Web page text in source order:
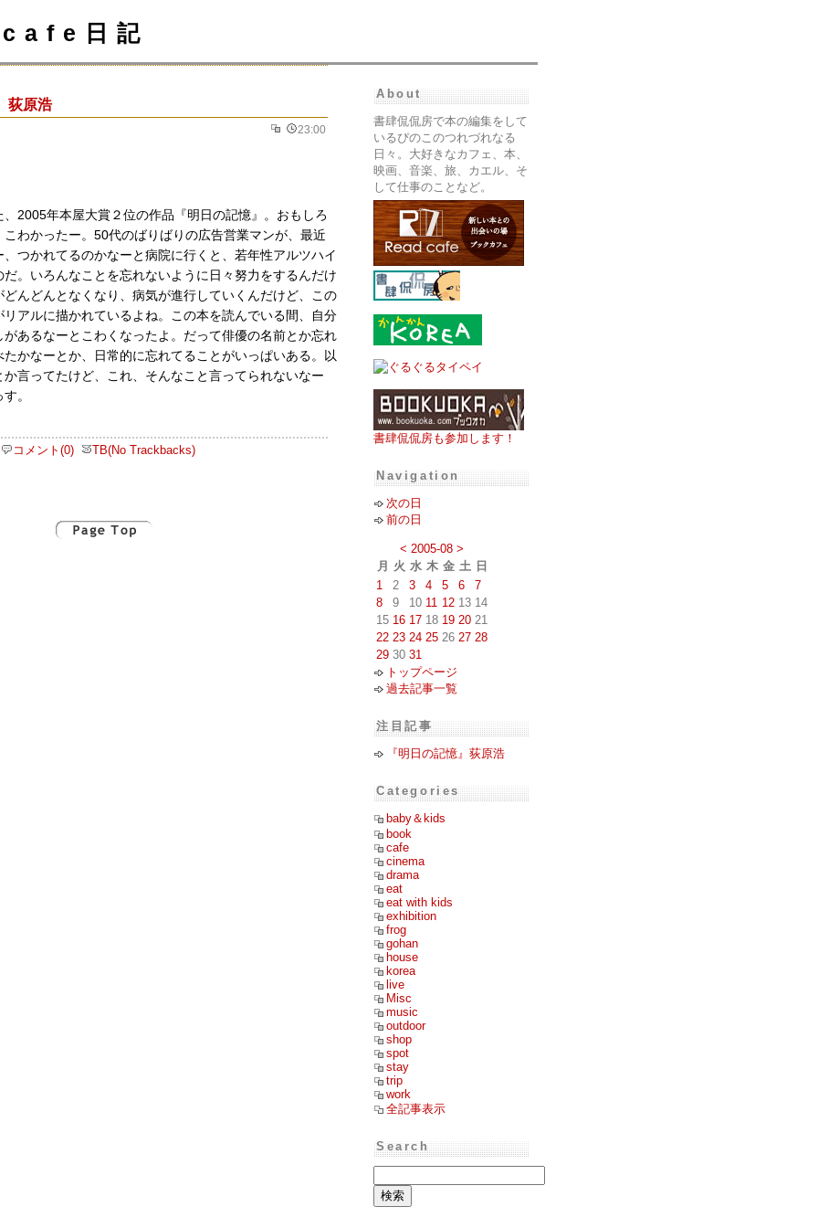
cafe日記
荻原浩
23:00
、2005年本屋大賞２位の作品『明日の記憶』。おもしろ
わかったー。50代のばりばりの広告営業マンが、最近
つかれてるのかなーと病院に行くと、若年性アルツハイ
だ。いろんなことを忘れないように日々努力をするんだけ
どんどんとなくなり、病気が進行していくんだけど、この
リアルに描かれているよね。この本を読んでいる間、自分
があるなーとこわくなったよ。だって俳優の名前とか忘れ
たかなーとか、日常的に忘れてることがいっぱいある。以
言ってたけど、これ、そんなこと言ってられないなー
。
コメント(0) TB(No Trackbacks)
About
書肆侃侃房で本の編集をして
いるぴのこのつれづれなる
日々。大好きなカフェ、本、
映画、音楽、旅、カエル、そ
して仕事のことなど。
書肆侃侃房も参加します！
Navigation
次の日
前の日
< 2005-08 >
月
火 水 木 金 土 日
1
2 3 4 5 6
7
8
9 10 11 12 13 14
15 16 17 18 19 20 21
22 23 24 25 26 27 28
29 30 31
トップページ
過去記事一覧
注目記事
『明日の記憶』荻原浩
Categories
baby＆kids
book
cafe
cinema
drama
eat
eat with kids
exhibition
frog
gohan
house
korea
live
Misc
music
outdoor
shop
spot
stay
trip
work
全記事表示
Search